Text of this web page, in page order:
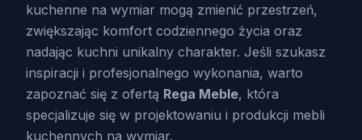
kuchenne na wymiar mogą zmienić przestrzeń,
zwiększając komfort codziennego życia oraz
nadając kuchni unikalny charakter. Jeśli szukasz
inspiracji i profesjonalnego wykonania, warto
zapoznać się z ofertą Rega Meble, która
specjalizuje się w projektowaniu i produkcji mebli
kuchennych na wymiar.